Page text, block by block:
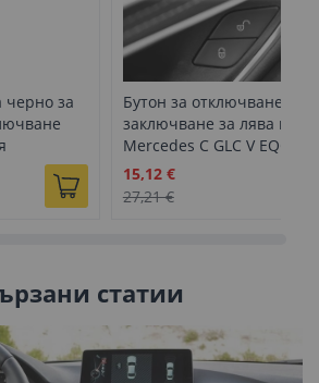
черно за
Бутон за отключване /
заключване за лява
Mercedes C GLC V EQC
W205 X253 W447 N293
Промо
цена
15,12 €
27,21 €
статии